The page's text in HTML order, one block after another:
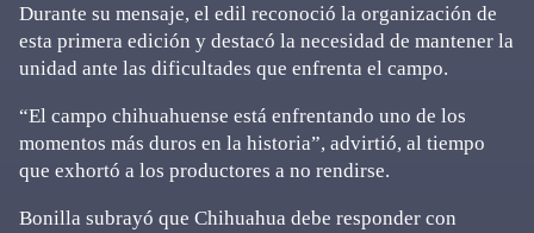
Durante su mensaje, el edil reconoció la organización de
esta primera edición y destacó la necesidad de mantener la
unidad ante las dificultades que enfrenta el campo.
“El campo chihuahuense está enfrentando uno de los
momentos más duros en la historia”, advirtió, al tiempo
que exhortó a los productores a no rendirse.
Bonilla subrayó que Chihuahua debe responder con